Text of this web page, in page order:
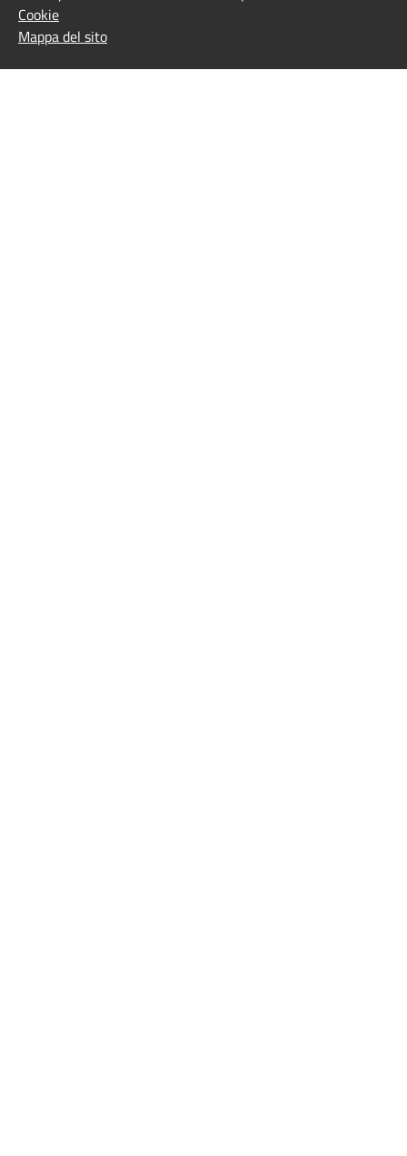
Cookie
Mappa del sito